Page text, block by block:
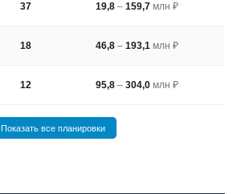
37 19,8– 159,7млн ₽
18 46,8– 193,1млн ₽
12 95,8– 304,0млн ₽
Показать все планировки